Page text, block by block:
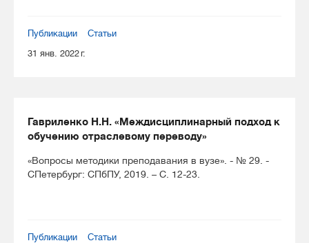
Публикации
Статьи
31 янв. 2022 г.
Гавриленко Н.Н. «Междисциплинарный подход к
обучению отраслевому переводу»
«Вопросы методики преподавания в вузе». - № 29. -
СПетербург: СПбПУ, 2019. – С. 12-23.
Публикации
Статьи